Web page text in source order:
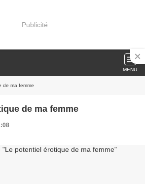
Publicité
MENU
de ma femme
de ma femme